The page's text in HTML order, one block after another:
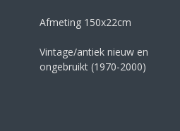
Afmeting 150x22cm
Vintage/antiek nieuw en
ongebruikt (1970-2000)